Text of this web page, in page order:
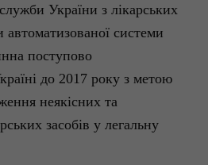
служби України з лікарських
автоматизованої системи
поступово
до 2017 року з метою
неякісних та
засобів у легальну